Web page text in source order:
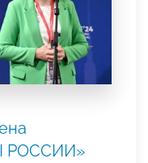
РОССИИ»